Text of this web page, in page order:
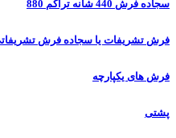
سجاده فرش 440 شانه تراکم 880
فرش تشریفات یا سجاده فرش
فرش های یکپارچه
پشتی